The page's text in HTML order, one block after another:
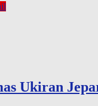
Ukiran